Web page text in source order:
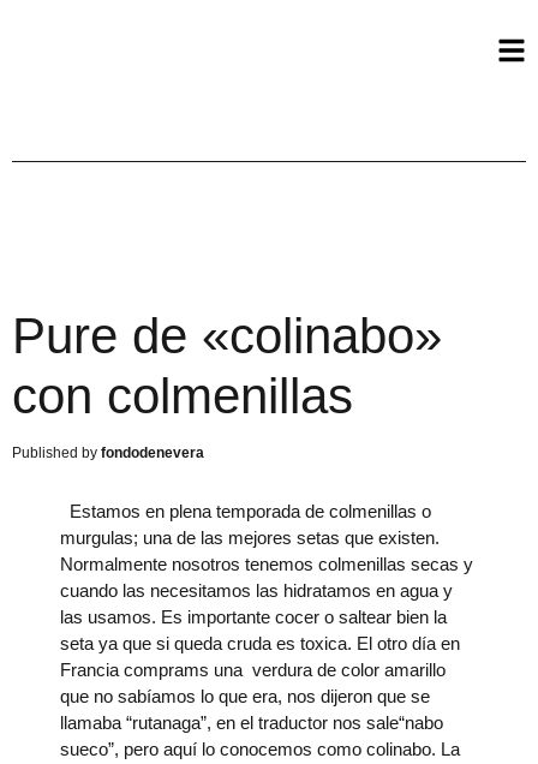
Pure de «colinabo»
con colmenillas
fondodenevera
Estamos en plena temporada de colmenillas o
murgulas; una de las mejores setas que existen.
Normalmente nosotros tenemos colmenillas secas y
cuando las necesitamos las hidratamos en agua y
las usamos. Es importante cocer o saltear bien la
seta ya que si queda cruda es toxica. El otro día en
Francia comprams una verdura de color amarillo
que no sabíamos lo que era, nos dijeron que se
llamaba “rutanaga”, en el traductor nos sale“nabo
sueco”, pero aquí lo conocemos como colinabo. La